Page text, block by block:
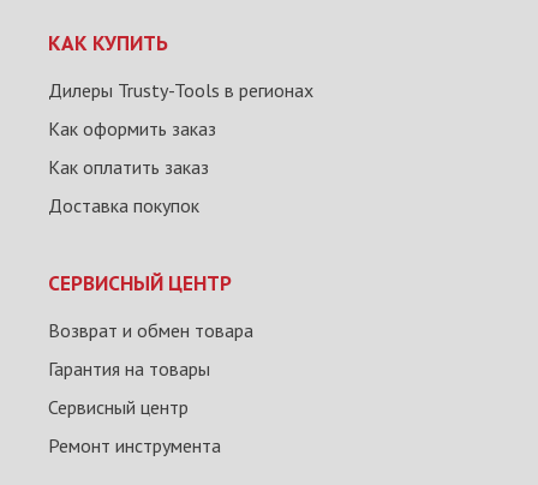
КАК КУПИТЬ
Дилеры Trusty-Tools в регионах
Как оформить заказ
Как оплатить заказ
Доставка покупок
СЕРВИСНЫЙ ЦЕНТР
Возврат и обмен товара
Гарантия на товары
Сервисный центр
Ремонт инструмента